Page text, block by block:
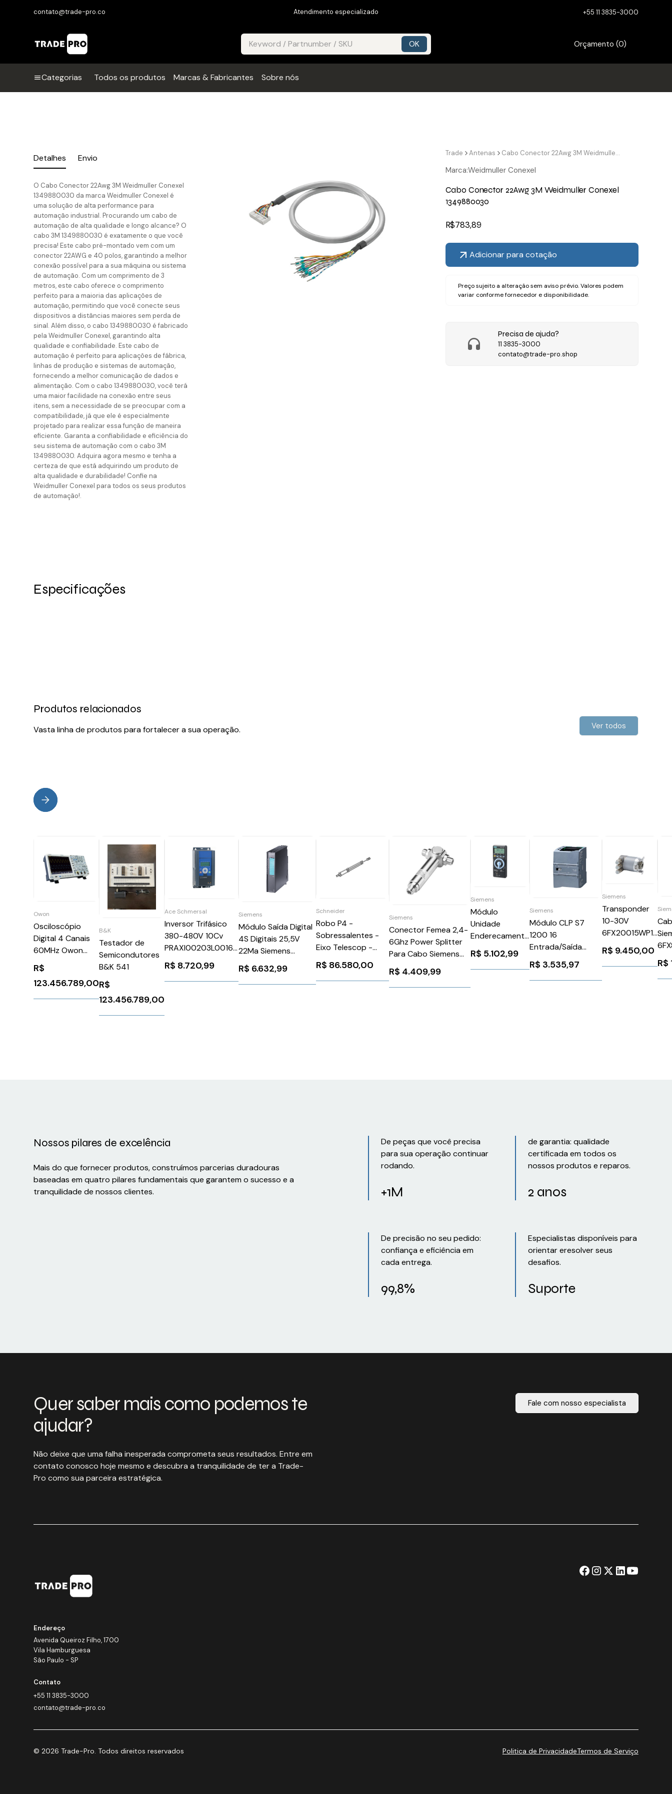
contato@trade-pro.co Atendimento especializado +55 11 3835-3000
Orçamento (0)
Categorias Todos os produtos Marcas & Fabricantes Sobre nós
Detalhes Envio
O Cabo Conector 22Awg 3M Weidmuller Conexel
1349880030 da marca Weidmuller Conexel é
uma solução de alta performance para
automação industrial. Procurando um cabo de
automação de alta qualidade e longo alcance? O
cabo 3M 1349880030 é exatamente o que você
precisa! Este cabo pré-montado vem com um
conector 22AWG e 40 polos, garantindo a melhor
conexão possível para a sua máquina ou sistema
de automação. Com um comprimento de 3
metros, este cabo oferece o comprimento
perfeito para a maioria das aplicações de
automação, permitindo que você conecte seus
dispositivos a distâncias maiores sem perda de
sinal. Além disso, o cabo 1349880030 é fabricado
pela Weidmuller Conexel, garantindo alta
qualidade e confiabilidade. Este cabo de
automação é perfeito para aplicações de fábrica,
linhas de produção e sistemas de automação,
fornecendo a melhor comunicação de dados e
alimentação. Com o cabo 1349880030, você terá
uma maior facilidade na conexão entre seus
itens, sem a necessidade de se preocupar com a
compatibilidade, já que ele é especialmente
projetado para realizar essa função de maneira
eficiente. Garanta a confiabilidade e eficiência do
seu sistema de automação com o cabo 3M
1349880030. Adquira agora mesmo e tenha a
certeza de que está adquirindo um produto de
alta qualidade e durabilidade! Confie na
Weidmuller Conexel para todos os seus produtos
de automação!.
Trade Antenas Cabo Conector 22Awg 3M Weidmuller Conexel 1349880030
Marca:Weidmuller Conexel
Cabo Conector 22Awg 3M Weidmuller Conexel
1349880030
R$783,89
Adicionar para cotação
Preço sujeito a alteração sem aviso prévio. Valores podem
variar conforme fornecedor e disponibilidade.
Precisa de ajuda?
11 3835-3000
contato@trade-pro.shop
Especificações
Produtos relacionados
Vasta linha de produtos para fortalecer a sua operação. Ver todos
Owon
Osciloscópio
Digital 4 Canais
60MHz Owon
XDS3064E
R$
123.456.789,00
B&K
Testador de
Semicondutores
B&K 541
R$
123.456.789,00
Ace Schmersal
Inversor Trifásico
380-480V 10Cv
PRAXI00203L00164
Ace Schmersal
31615
R$ 8.720,99
Siemens
Módulo Saída Digital
4S Digitais 25,5V
22Ma Siemens
6ES71327GD300AB0
R$ 6.632,99
Schneider
Robo P4 -
Sobressalentes -
Eixo Telescop -
Schneider
VRKP4YYYYY00007
R$ 86.580,00
Siemens
Conector Femea 2,4-
6Ghz Power Splitter
Para Cabo Siemens
6GK57980SN000EA0
R$ 4.409,99
Siemens
Módulo
Unidade
Enderecamento
Asi V3.0 M12
Siemens
3RK19042AB02
R$ 5.102,99
Siemens
Módulo CLP S7
1200 16
Entrada/Saída
Analógica/Digital
24 Vca/24 Vcc
Siemens
R$ 3.535,97
Siemens
Transponder
10-30V
6FX20015WP12
Siemens
305220
R$ 9.450,00
R$
Nossos pilares de excelência
Mais do que fornecer produtos, construímos parcerias duradouras
baseadas em quatro pilares fundamentais que garantem o sucesso e a
tranquilidade de nossos clientes.
De peças que você precisa
para sua operação continuar
rodando.
+1M
de garantia: qualidade
certificada em todos os
nossos produtos e reparos.
2 anos
De precisão no seu pedido:
confiança e eficiência em
cada entrega.
99,8%
Especialistas disponíveis para
orientar eresolver seus
desafios.
Suporte
Quer saber mais como podemos te
ajudar?
Não deixe que uma falha inesperada comprometa seus resultados. Entre em
contato conosco hoje mesmo e descubra a tranquilidade de ter a Trade-
Pro como sua parceira estratégica.
Fale com nosso especialista
Endereço
Avenida Queiroz Filho, 1700
Vila Hamburguesa
São Paulo - SP
Contato
+55 11 3835-3000
contato@trade-pro.co
© 2026 Trade-Pro. Todos direitos reservados Politica de PrivacidadeTermos de Serviço